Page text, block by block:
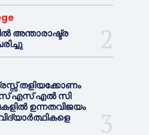
അന്താരാഷ്ട്ര
തളിയക്കോണം
എസ് എസ് എൽ സി
ഉന്നതവിജയം